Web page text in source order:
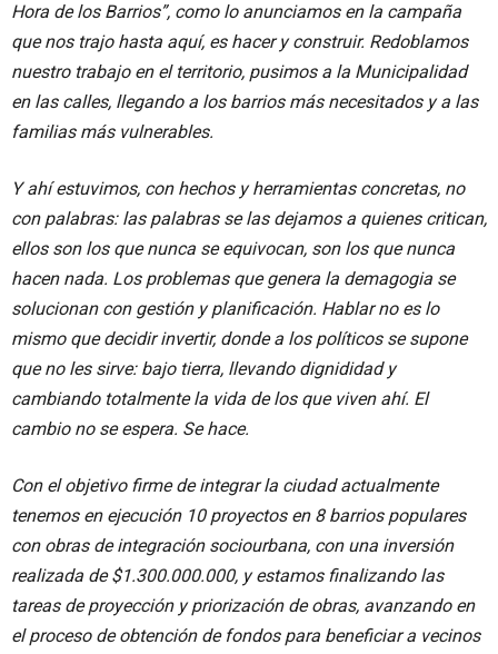
Hora de los Barrios”, como lo anunciamos en la campaña
que nos trajo hasta aquí, es hacer y construir. Redoblamos
nuestro trabajo en el territorio, pusimos a la Municipalidad
en las calles, llegando a los barrios más necesitados y a las
familias más vulnerables.
Y ahí estuvimos, con hechos y herramientas concretas, no
con palabras: las palabras se las dejamos a quienes critican,
ellos son los que nunca se equivocan, son los que nunca
hacen nada. Los problemas que genera la demagogia se
solucionan con gestión y planificación. Hablar no es lo
mismo que decidir invertir, donde a los políticos se supone
que no les sirve: bajo tierra, llevando dignididad y
cambiando totalmente la vida de los que viven ahí. El
cambio no se espera. Se hace.
Con el objetivo firme de integrar la ciudad actualmente
tenemos en ejecución 10 proyectos en 8 barrios populares
con obras de integración sociourbana, con una inversión
realizada de $1.300.000.000, y estamos finalizando las
tareas de proyección y priorización de obras, avanzando en
el proceso de obtención de fondos para beneficiar a vecinos